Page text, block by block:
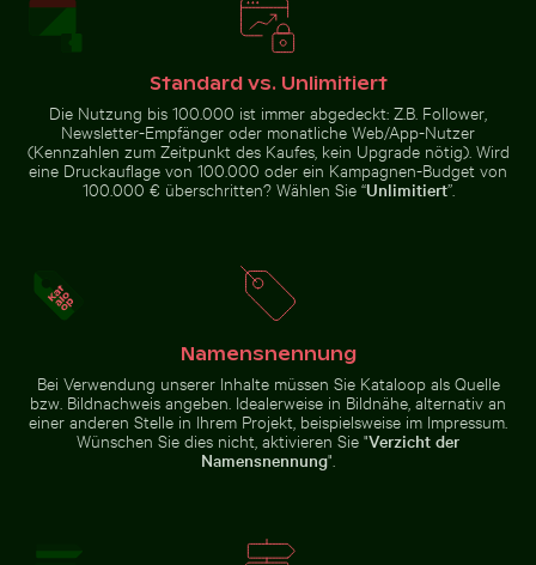
Sonnenuntergang
über Koh Yao Noi
Brücke des 25. April über den Tejo in Lissabon
Küstendünengräser am Sandstrand mit Meerblick
Meerblick
Gefrorener Leuchtturm mit Eiszapfen am Pier
Gefrorener Leuchtturm mit
Sonnenuntergang über
Sonnenuntergang über Steg mit
Strohdachunterstand
Sonnenuntergang über ruhigem Ozeanhorizont
Brauner Pelikan
Standard vs. Unlimitiert
Die Nutzung bis 100.000 ist immer abgedeckt: Z.B. Follower,
Newsletter-Empfänger oder monatliche Web/App-Nutzer
(Kennzahlen zum Zeitpunkt des Kaufes, kein Upgrade nötig). Wird
eine Druckauflage von 100.000 oder ein Kampagnen-Budget von
100.000 € überschritten? Wählen Sie “Unlimitiert”.
Namensnennung
Bei Verwendung unserer Inhalte müssen Sie Kataloop als Quelle
bzw. Bildnachweis angeben. Idealerweise in Bildnähe, alternativ an
einer anderen Stelle in Ihrem Projekt, beispielsweise im Impressum.
Wünschen Sie dies nicht, aktivieren Sie "Verzicht der
Namensnennung".